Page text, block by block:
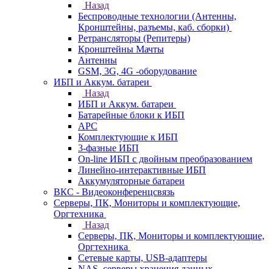
Назад
Беспроводные технологии (Антенны,
Кронштейны, разъемы, каб. сборки)
Ретрансляторы (Репитеры)
Кронштейны Мачты
Антенны
GSM, 3G, 4G -оборудование
ИБП и Аккум. батареи
Назад
ИБП и Аккум. батареи
Батарейные блоки к ИБП
APC
Комплектующие к ИБП
3-фазные ИБП
On-line ИБП с двойным преобразованием
Линейно-интерактивные ИБП
Аккумуляторные батареи
ВКС - Видеоконференцсвязь
Серверы, ПК, Мониторы и комплектующие,
Оргтехника
Назад
Серверы, ПК, Мониторы и комплектующие,
Оргтехника
Сетевые карты, USB-адаптеры